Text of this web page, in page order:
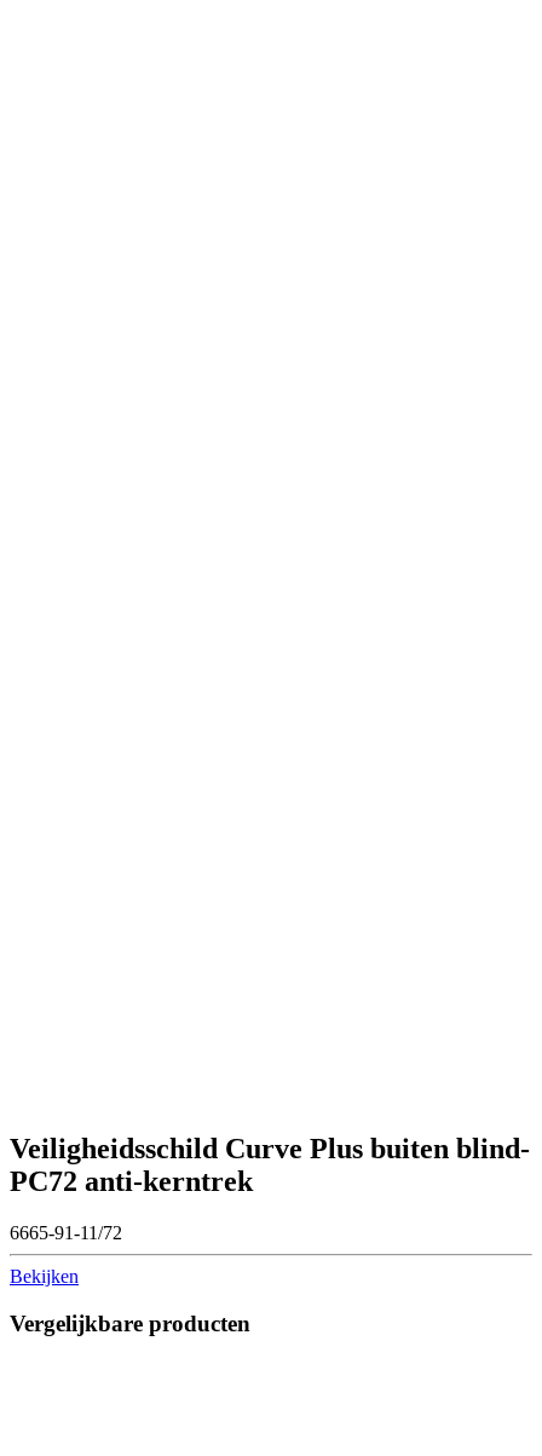
Veiligheidsschild Curve Plus buiten blind-
PC72 anti-kerntrek
6665-91-11/72
Bekijken
Vergelijkbare producten